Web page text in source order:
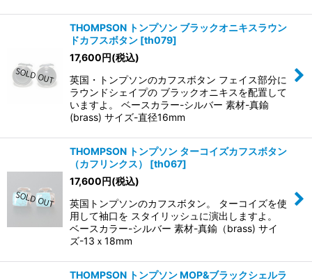
THOMPSON トンプソン ブラックオニキスラウン
ドカフスボタン [th079]
17,600円(税込)
英国・トンプソンのカフスボタン フェイス部分に
ラウンドシェイプの ブラックオニキスを配置して
いますよ。 ベースカラー-シルバー 素材-真鍮
(brass) サイズ-直径16mm
THOMPSON トンプソン ターコイズカフスボタン
（カフリンクス）
[th067]
17,600円(税込)
英国トンプソンのカフスボタン。 ターコイズを使
用して袖口を スタイリッシュに演出しますよ。
ベースカラー-シルバー 素材-真鍮（brass) サイ
ズ-13ｘ18mm
THOMPSON トンプソン MOP&ブラックシェルラ